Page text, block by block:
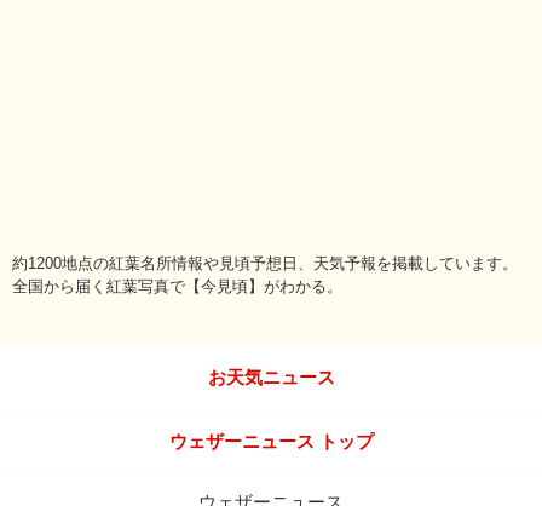
約1200地点の紅葉名所情報や見頃予想日、天気予報を掲載しています。
全国から届く紅葉写真で【今見頃】がわかる。
お天気ニュース
ウェザーニュース トップ
ウェザーニュース